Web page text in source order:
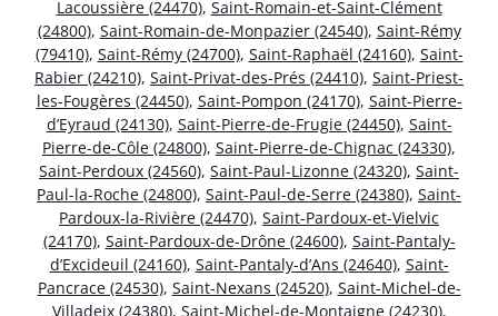
Lacoussière (24470), Saint-Romain-et-Saint-Clément
(24800), Saint-Romain-de-Monpazier (24540), Saint-Rémy
(79410), Saint-Rémy (24700), Saint-Raphaël (24160), Saint-
Rabier (24210), Saint-Privat-des-Prés (24410), Saint-Priest-
les-Fougères (24450), Saint-Pompon (24170), Saint-Pierre-
d’Eyraud (24130), Saint-Pierre-de-Frugie (24450), Saint-
Pierre-de-Côle (24800), Saint-Pierre-de-Chignac (24330),
Saint-Perdoux (24560), Saint-Paul-Lizonne (24320), Saint-
Paul-la-Roche (24800), Saint-Paul-de-Serre (24380), Saint-
Pardoux-la-Rivière (24470), Saint-Pardoux-et-Vielvic
(24170), Saint-Pardoux-de-Drône (24600), Saint-Pantaly-
d’Excideuil (24160), Saint-Pantaly-d’Ans (24640), Saint-
Pancrace (24530), Saint-Nexans (24520), Saint-Michel-de-
Villadeix (24380), Saint-Michel-de-Montaigne (24230),